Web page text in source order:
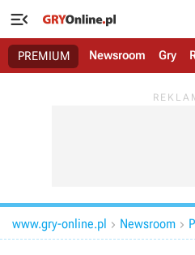

PREMIUM Newsroom Gry
www.gry-online.pl  Newsroom 